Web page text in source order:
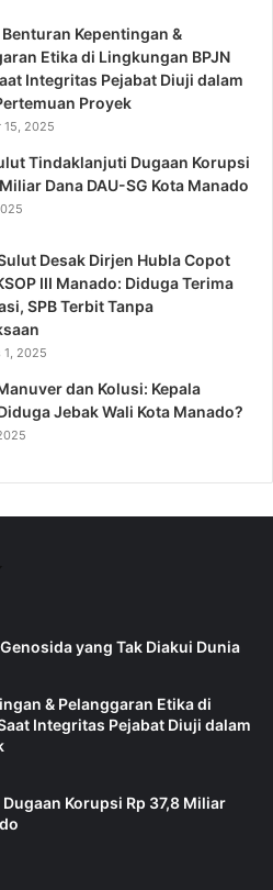
Kepentingan &
Etika di Lingkungan BPJN
Integritas Pejabat Diuji dalam
Proyek
15, 2025
Tindaklanjuti Dugaan Korupsi
Dana DAU-SG Kota Manado
Desak Dirjen Hubla Copot
III Manado: Diduga Terima
SPB Terbit Tanpa
1, 2025
dan Kolusi: Kepala
Jebak Wali Kota Manado?
yang Tak Diakui Dunia
& Pelanggaran Etika di
Integritas Pejabat Diuji dalam
Korupsi Rp 37,8 Miliar